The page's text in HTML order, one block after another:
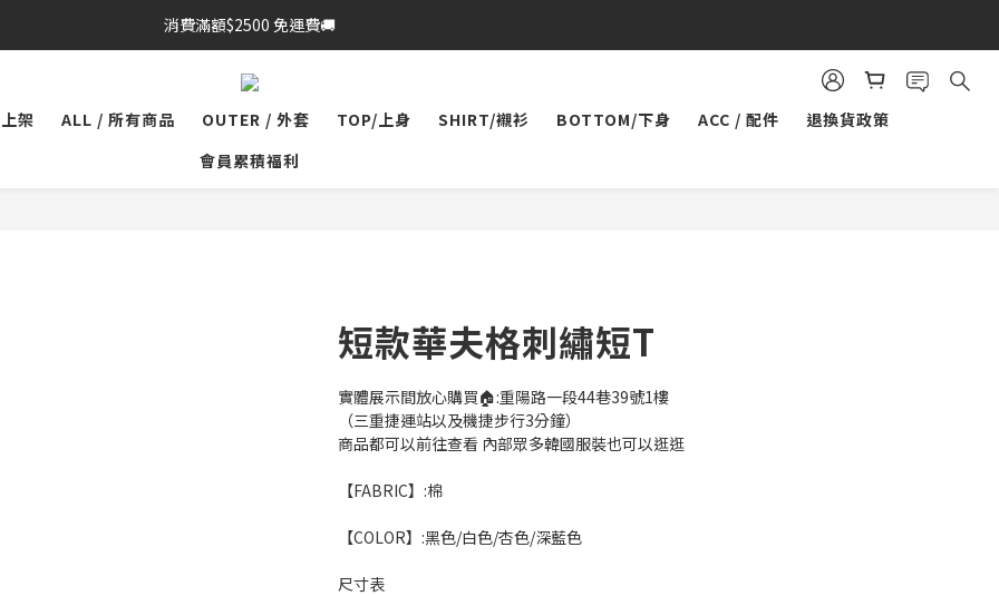
消費滿額$2500 免運費🚚
架 ALL / 所有商品 OUTER / 外套 TOP/上身 SHIRT/襯衫 BOTTOM/下身 ACC / 配件
退換貨政策
會員累積福利
短款華夫格刺繡短T
實體展示間放心購買🏠:重陽路一段44巷39號1樓
（三重捷運站以及機捷步行3分鐘）
商品都可以前往查看 內部眾多韓國服裝也可以逛逛
【FABRIC】:棉
【COLOR】:黑色/白色/杏色/深藍色
尺寸表